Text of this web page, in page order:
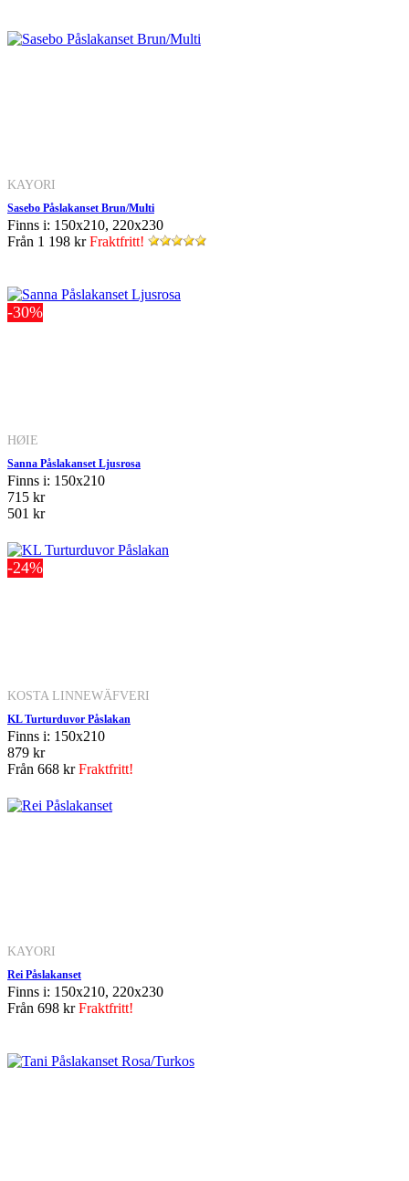
KAYORI
Sasebo Påslakanset Brun/Multi
Finns i: 150x210, 220x230
Från 1 198 krFraktfritt!
-30%
HØIE
Sanna Påslakanset Ljusrosa
Finns i: 150x210
715 kr
501 kr
-24%
KOSTA LINNEWÄFVERI
KL Turturduvor Påslakan
Finns i: 150x210
879 kr
Från 668 krFraktfritt!
KAYORI
Rei Påslakanset
Finns i: 150x210, 220x230
Från 698 krFraktfritt!